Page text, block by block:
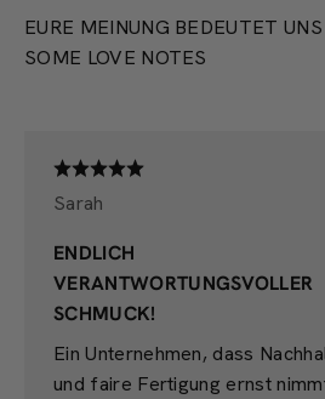
EURE MEINUNG BEDEUTET
SOME LOVE NOTES
Sarah
ENDLICH
VERANTWORTUNGSVOLLER
SCHMUCK!
Ein Unternehmen, dass
und faire Fertigung ernst